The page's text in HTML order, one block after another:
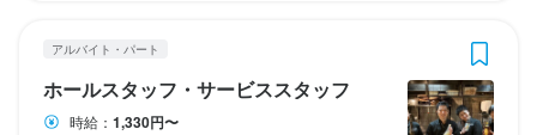
企業情報
アルバイト・パート
ホールスタッフ・サービススタッフ
時給： 1,330円〜
月20時間分の固定残業代３万円含む
給与補足
昇給年2回
時給1330円　週4日勤務　16:00～23:00
月収約18万円